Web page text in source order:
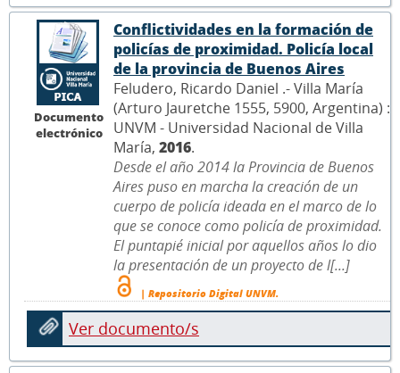
Documento
electrónico
Conflictividades en la formación de
policías de proximidad. Policía local
de la provincia de Buenos Aires
Feludero, Ricardo Daniel .- Villa María
(Arturo Jauretche 1555, 5900, Argentina) :
UNVM - Universidad Nacional de Villa
María, 2016.
Desde el año 2014 la Provincia de Buenos
Aires puso en marcha la creación de un
cuerpo de policía ideada en el marco de lo
que se conoce como policía de proximidad.
El puntapié inicial por aquellos años lo dio
la presentación de un proyecto de l[...]
| Repositorio Digital UNVM.
Ver documento/s